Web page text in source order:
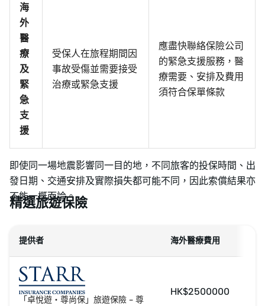
海
外
醫
療
及
緊
急
支
援
受保人在旅程期間因
事故受傷並需要接受
治療或緊急支援
應盡快聯絡保險公司
的緊急支援服務，醫
療需要、安排及費用
須符合保單條款
即使同一場地震影響同一目的地，不同旅客的投保時間、出
發日期、交通安排及實際損失都可能不同，因此索償結果亦
不能一概而論。
精選旅遊保險
提供者 海外醫療費用
「卓悅遊・尊尚保」旅遊保險 - 尊
HK$2500000